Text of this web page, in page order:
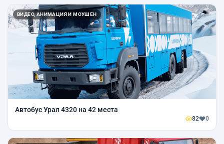
ВИДЕО, АНИМАЦИЯ И МОУШЕН
Автобус Урал 4320 на 42 места
82 0